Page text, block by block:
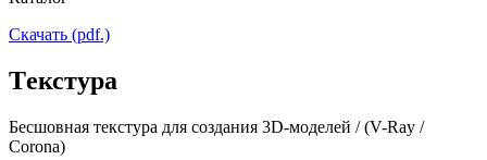
Скачать (pdf.)
Tекстура
Бесшовная текстура для создания 3D-моделей / (V-Ray /
Corona)